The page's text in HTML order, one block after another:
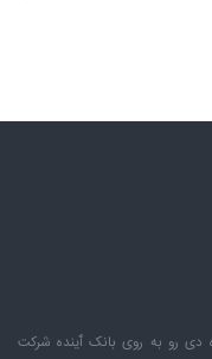
رو به روی بانک ٱینده شرکت